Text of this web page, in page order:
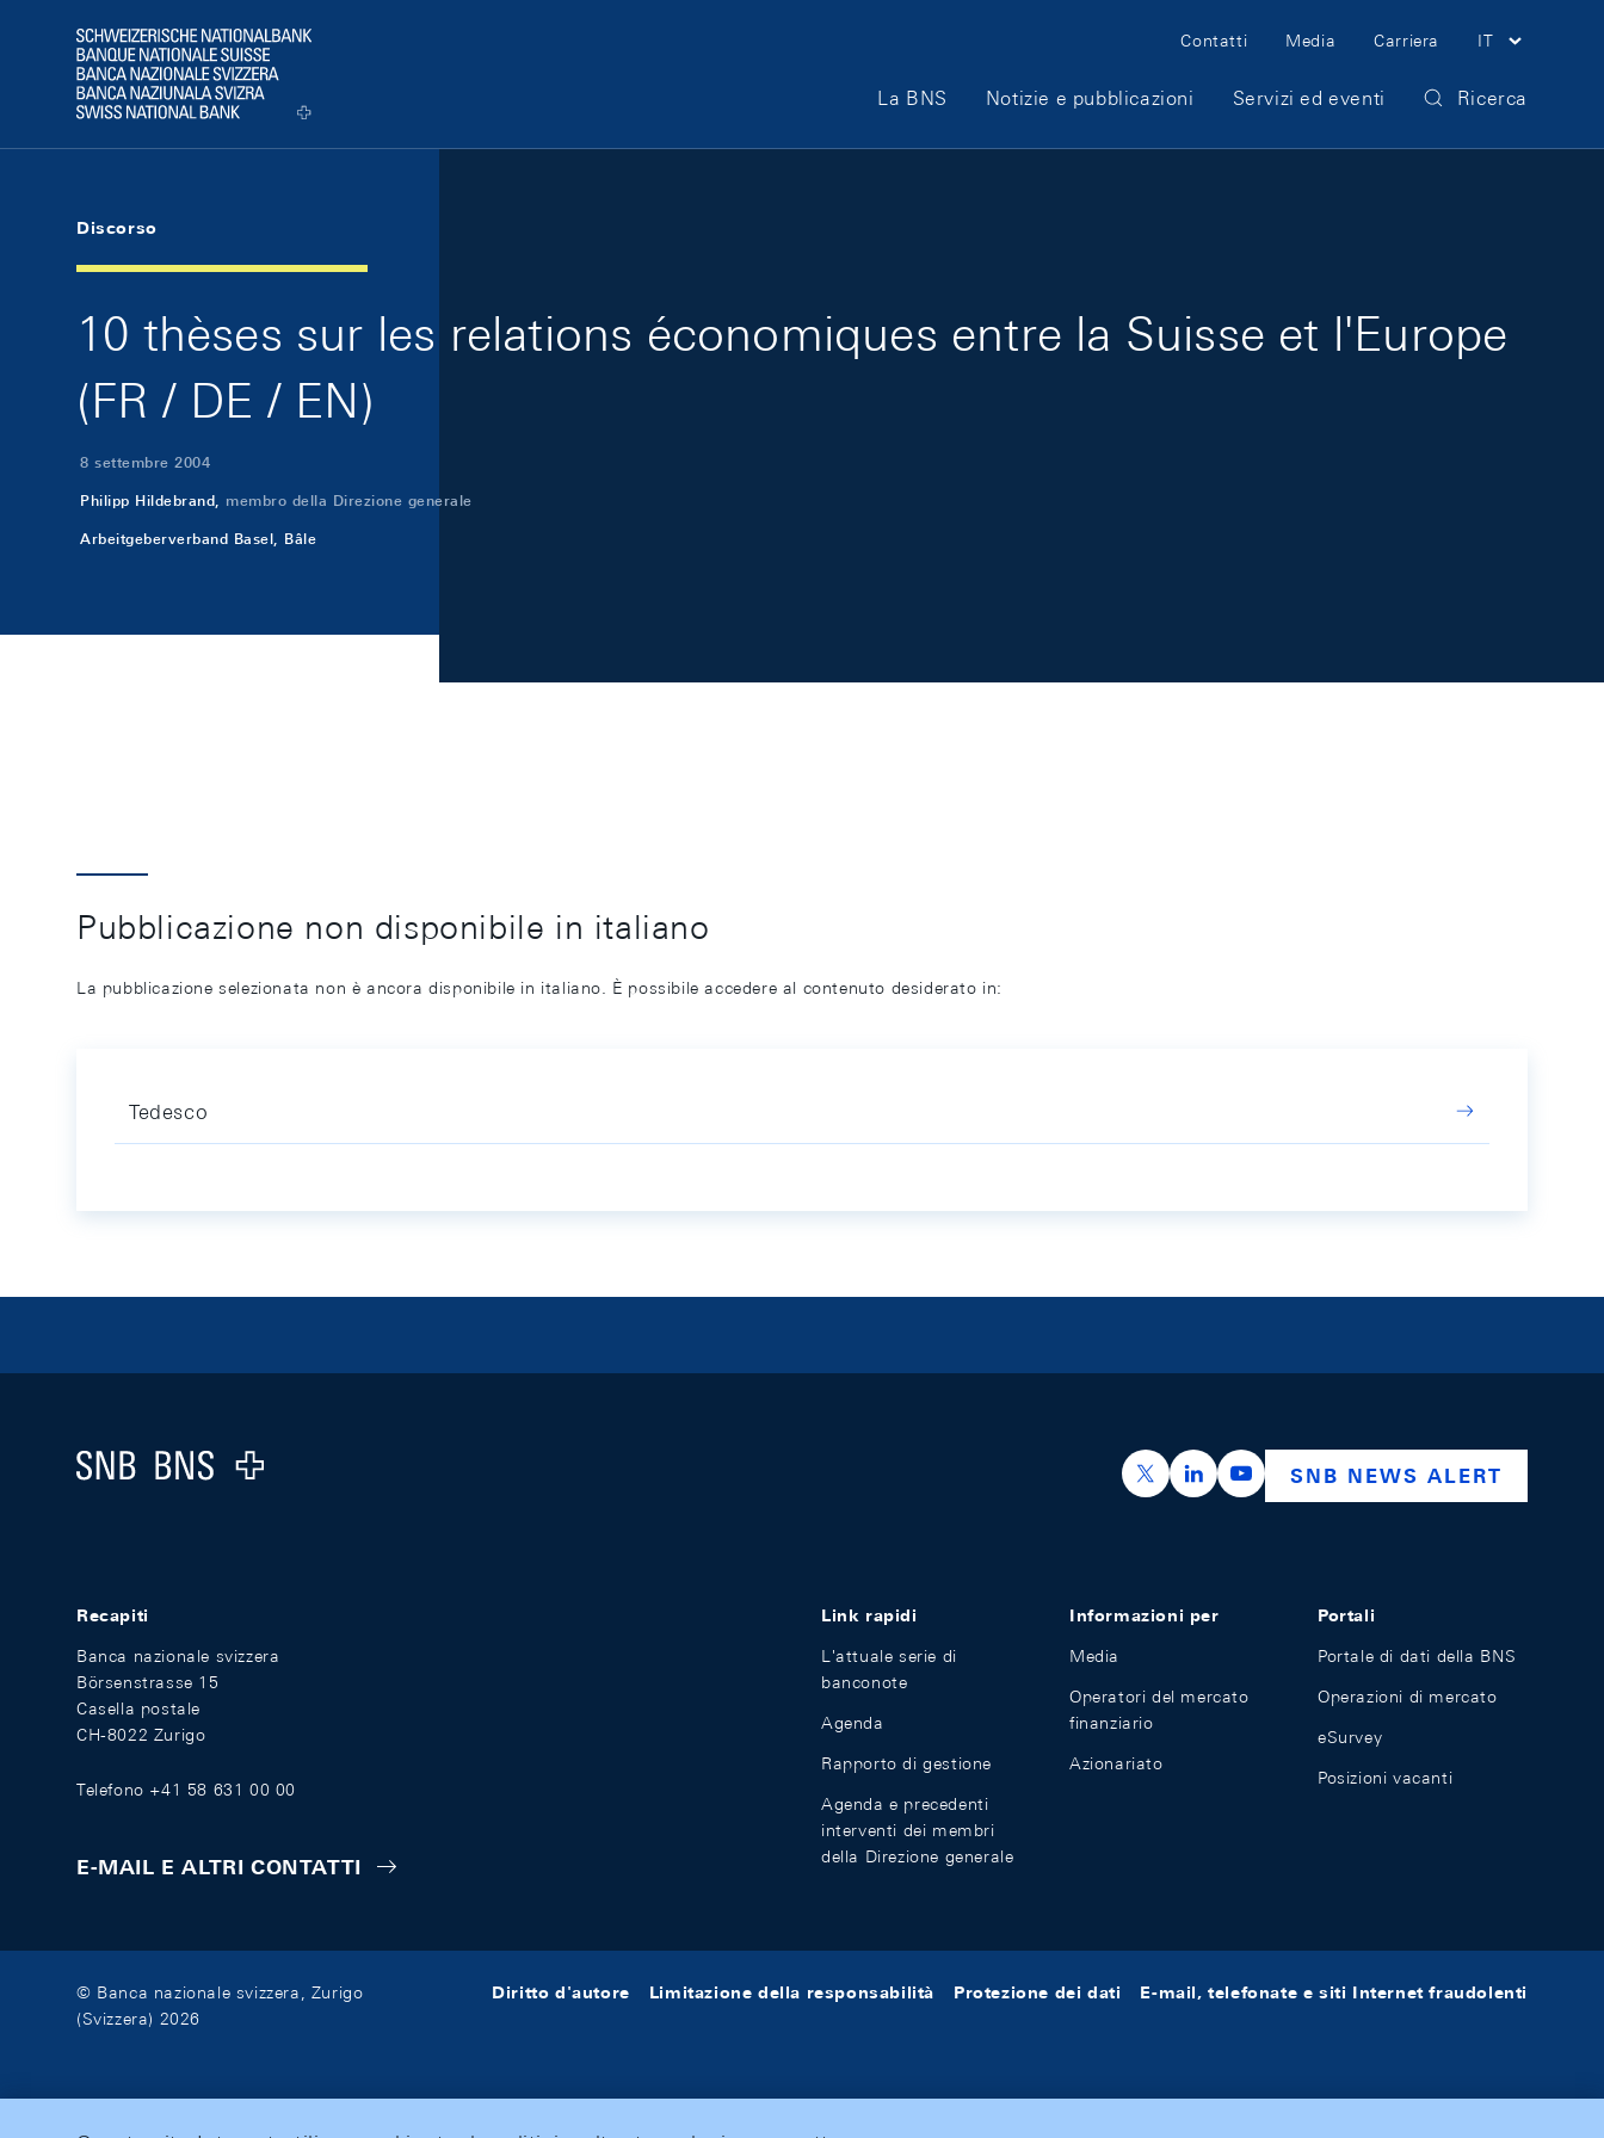
Logo
Meta Navigation
Contatti Media Carriera IT
Main Navigation
La BNS Notizie e pubblicazioni Servizi ed eventi Ricerca
Discorso
10 thèses sur les relations économiques entre la Suisse et l'Europe
(FR / DE / EN)
8 settembre 2004
Philipp Hildebrand, membro della Direzione generale
Arbeitgeberverband Basel, Bâle
Pubblicazione non disponibile in italiano
La pubblicazione selezionata non è ancora disponibile in italiano. È possibile accedere al contenuto desiderato in:
Tedesco
Logo
https://x.com/snb_bns
https://ch.linkedin.com/company/swiss-
https://www.youtube.com/
SNB NEWS ALERT
Recapiti
Banca nazionale svizzera
Börsenstrasse 15
Casella postale
CH-8022 Zurigo
Telefono +41 58 631 00 00
E-MAIL E ALTRI CONTATTI
Link rapidi
L'attuale serie di
banconote
Agenda
Rapporto di gestione
Agenda e precedenti
interventi dei membri
della Direzione generale
Informazioni per
Media
Operatori del mercato
finanziario
Azionariato
Portali
Portale di dati della BNS
Operazioni di mercato
eSurvey
Posizioni vacanti
© Banca nazionale svizzera, Zurigo
(Svizzera) 2026
Diritto d'autore Limitazione della responsabilità Protezione dei dati E-mail, telefonate e siti Internet fraudolenti